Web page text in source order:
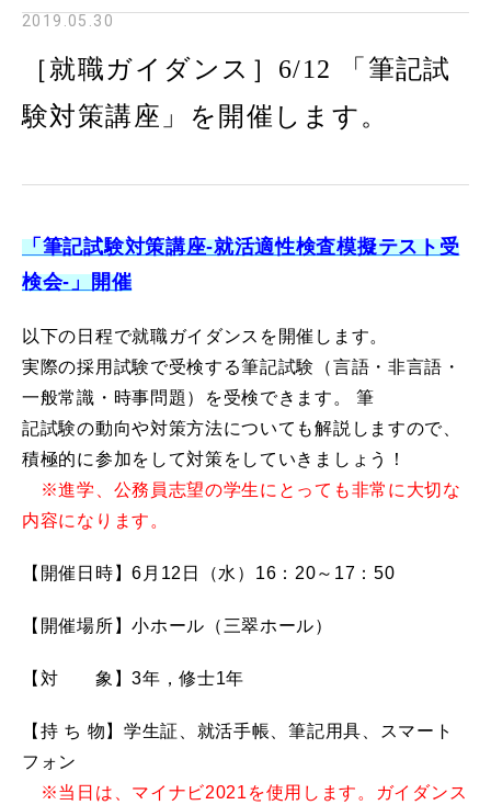
2019.05.30
［就職ガイダンス］6/12 「筆記試
験対策講座」を開催します。
「筆記試験対策講座-就活適性検査模擬テスト受
検会- 」 開催
以下の日程で就職ガイダンスを開催します。
実際の採用試験で受検する筆記試験（言語・非言語・
一般常識・時事問題）を受検できます。 筆
記試験の動向や対策方法についても解説しますので、
積極的に参加をして対策をしていきましょう！
※進学、公務員志望の学生にとっても非常に大切な
内容になります。
【開催日時】6 月12日（水）16：20～17：50
【開催場所】小ホール（三翠ホール）
【対 象】3年，修士1年
【持 ち 物】学生証、就活手帳、筆記用具、スマート
フォン
※当日は、マイナビ2021を使用します。ガイダンス